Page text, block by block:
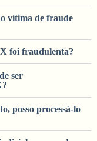
vítima de fraude
foi fraudulenta?
ser
posso processá-lo